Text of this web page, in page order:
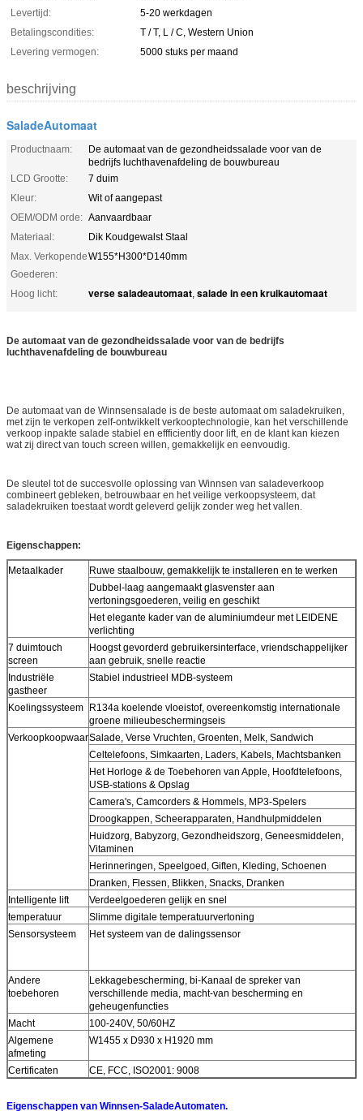
Levertijd:
5-20 werkdagen
Betalingscondities:
T / T, L / C, Western Union
Levering vermogen:
5000 stuks per maand
beschrijving
SaladeAutomaat
Productnaam:
De automaat van de gezondheidssalade voor van de
bedrijfs luchthavenafdeling de bouwbureau
LCD Grootte:
7 duim
Kleur:
Wit of aangepast
OEM/ODM orde: Aanvaardbaar
Materiaal:
Dik Koudgewalst Staal
Max. Verkopende
Goederen:
W155*H300*D140mm
Hoog licht: verse saladeautomaat, salade in een kruikautomaat
De automaat van de gezondheidssalade voor van de bedrijfs
luchthavenafdeling de bouwbureau
De automaat van de Winnsensalade is de beste automaat om saladekruiken,
met zijn te verkopen zelf-ontwikkelt verkooptechnologie, kan het verschillende
verkoop inpakte salade stabiel en effficiently door lift, en de klant kan kiezen
wat zij direct van touch screen willen, gemakkelijk en eenvoudig.
De sleutel tot de succesvolle oplossing van Winnsen van saladeverkoop
combineert gebleken, betrouwbaar en het veilige verkoopsysteem, dat
saladekruiken toestaat wordt geleverd gelijk zonder weg het vallen.
Eigenschappen:
Metaalkader
Ruwe staalbouw, gemakkelijk te installeren en te werken
Dubbel-laag aangemaakt glasvenster aan
vertoningsgoederen, veilig en geschikt
Het elegante kader van de aluminiumdeur met LEIDENE
verlichting
7 duimtouch
screen
Hoogst gevorderd gebruikersinterface, vriendschappelijker
aan gebruik, snelle reactie
Industriële
gastheer
Stabiel industrieel MDB-systeem
Koelingssysteem R134a koelende vloeistof, overeenkomstig internationale
groene milieubeschermingseis
VerkoopkoopwaarSalade, Verse Vruchten, Groenten, Melk, Sandwich
Celtelefoons, Simkaarten, Laders, Kabels, Machtsbanken
Het Horloge & de Toebehoren van Apple, Hoofdtelefoons,
USB-stations & Opslag
Camera's, Camcorders & Hommels, MP3-Spelers
Droogkappen, Scheerapparaten, Handhulpmiddelen
Huidzorg, Babyzorg, Gezondheidszorg, Geneesmiddelen,
Vitaminen
Herinneringen, Speelgoed, Giften, Kleding, Schoenen
Dranken, Flessen, Blikken, Snacks, Dranken
Intelligente lift
Verdeelgoederen gelijk en snel
temperatuur
Slimme digitale temperatuurvertoning
Sensorsysteem
Het systeem van de dalingssensor
Andere
toebehoren
Lekkagebescherming, bi-Kanaal de spreker van
verschillende media, macht-van bescherming en
geheugenfuncties
Macht
100-240V, 50/60HZ
Algemene
afmeting
W1455 x D930 x H1920 mm
Certificaten CE, FCC, ISO2001: 9008
Eigenschappen van Winnsen-SaladeAutomaten.